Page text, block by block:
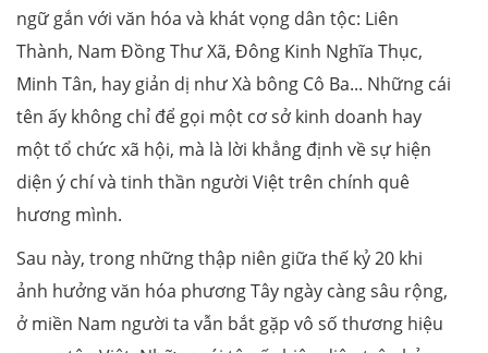
ngữ gắn với văn hóa và khát vọng dân tộc: Liên
Thành, Nam Đồng Thư Xã, Đông Kinh Nghĩa Thục,
Minh Tân, hay giản dị như Xà bông Cô Ba... Những cái
tên ấy không chỉ để gọi một cơ sở kinh doanh hay
một tổ chức xã hội, mà là lời khẳng định về sự hiện
diện ý chí và tinh thần người Việt trên chính quê
hương mình.
Sau này, trong những thập niên giữa thế kỷ 20 khi
ảnh hưởng văn hóa phương Tây ngày càng sâu rộng,
ở miền Nam người ta vẫn bắt gặp vô số thương hiệu